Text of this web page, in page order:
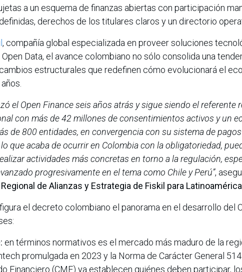
a un esquema de finanzas abiertas con participación
derechos de los titulares claros y un directorio
, compañía global especializada en proveer soluciones
Open Data, el avance colombiano no sólo consolida una
estructurales que redefinen cómo evolucionará el
el Open Finance seis años atrás y sigue siendo el referente
con más de 42 millones de consentimientos activos y un
de 800 entidades, en convergencia con su sistema de
que acaba de ocurrir en Colombia con la obligatoriedad,
actividades más concretas en torno a la regulación,
progresivamente en el tema como Chile y Perú”,
de Alianzas y Estrategia de Fiskil para Latinoamérica
el decreto colombiano el panorama en el desarrollo del
en términos normativos es el mercado más maduro de la
promulgada en 2023 y la Norma de Carácter General
Financiero (CMF) ya establecen quiénes deben participar,